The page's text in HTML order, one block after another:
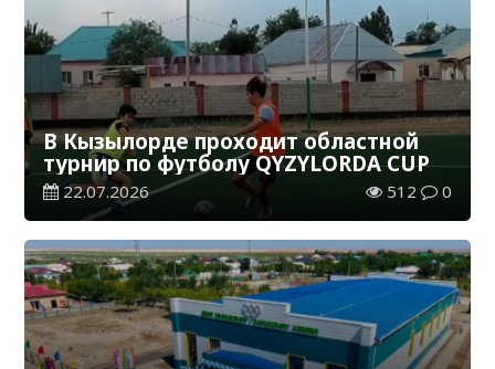
В Кызылорде проходит областной
турнир по футболу QYZYLORDA CUP
22.07.2026 512 0